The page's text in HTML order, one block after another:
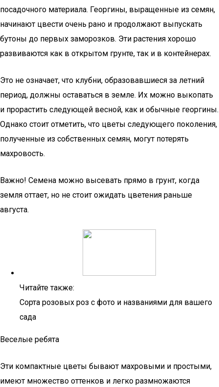
посадочного материала. Георгины, выращенные из семян,
начинают цвести очень рано и продолжают выпускать
бутоны до первых заморозков. Эти растения хорошо
развиваются как в открытом грунте, так и в контейнерах.
Это не означает, что клубни, образовавшиеся за летний
период, должны оставаться в земле. Их можно выкопать
и прорастить следующей весной, как и обычные георгины.
Однако стоит отметить, что цветы следующего поколения,
полученные из собственных семян, могут потерять
махровость.
Важно! Семена можно высевать прямо в грунт, когда
земля оттает, но не стоит ожидать цветения раньше
августа.
Читайте также:
Сорта розовых роз с фото и названиями для вашего
сада
Веселые ребята
Эти компактные цветы бывают махровыми и простыми,
имеют множество оттенков и легко размножаются